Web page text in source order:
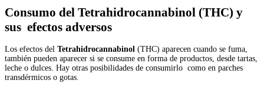
Consumo del Tetrahidrocannabinol (THC) y
sus efectos adversos
Los efectos del Tetrahidrocannabinol (THC) aparecen cuando se fuma,
también pueden aparecer si se consume en forma de productos, desde tartas,
leche o dulces. Hay otras posibilidades de consumirlo como en parches
transdérmicos o gotas.